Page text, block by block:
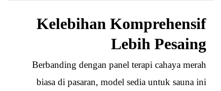
Kelebihan Komprehensif
Lebih Pesaing
Berbanding dengan panel terapi cahaya merah
biasa di pasaran, model sedia untuk sauna ini